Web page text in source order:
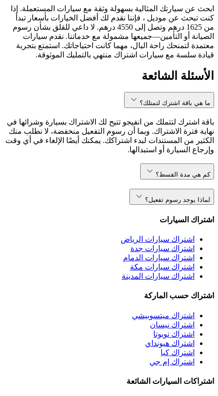
ابحث عن سيارتك المثالية بسهولة وثقة مع سيارات المستعملة. إذا
كنت تبحث عن موديل ، فإننا نقدم لك أفضل الخيارات بأسعار تبدأ
من 1625 درهم وتصل إلى 4550 درهم. لا داعي للقلق بشأن رسوم
الصيانة أو التأمين—جميعها مشمولة مع خدماتنا. نقدم سيارات
معتمدة لتمنحك راحة البال، مهما كانت احتياجاتك. استمتع بتجربة
قيادة سلسة مع سيارات اشتراك منتهي بالتمليك الموثوقة.
الأسئلة الشائعة
ما هي باقة اشترك لتمتلك؟
باقة اشترك لتتملك من انفيجو تتيح لك الاشتراك بسيارة وشرائها في
نهاية فترة الاشتراك. وبما أن رسوم التفعيل منخفضة، لا نطلب منك
الكثير من المستندات لبدء اشتراكك. يمكنك أيضًا الإلغاء في أي وقت
وإرجاع السيارة أو استبدالها.
كم هي مدة القسط؟
لماذا يوجد رسوم تفعيل؟
اشتراك السيارات
اشتراك سيارات الرياض
اشتراك سيارات جدة
اشتراك سيارات الدمام
اشتراك سيارات مكة
اشتراك سيارات المدينة
اشتراك حسب الماركة
اشتراك ميتسوبيشي
اشتراك نيسان
اشتراك تويوتا
اشتراك هيونداي
اشتراك كيا
اشتراك إم جي
اشتراكات السيارات الشائعة